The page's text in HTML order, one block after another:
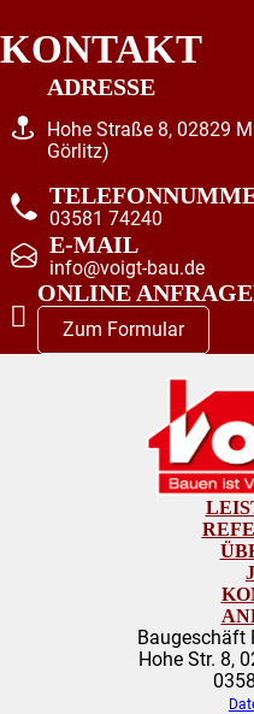
KONTAKT
ADRESSE
Hohe Straße 8, 02829
Görlitz)
03581 74240
E-MAIL
info@voigt-bau.de
ONLINE
Zum Formular
Baugeschäft
Hohe Str. 8,